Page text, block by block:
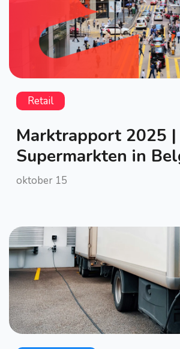
Retail
Marktrapport 2025 |
Supermarkten in
oktober 15